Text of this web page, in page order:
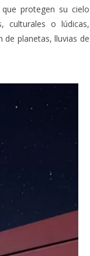
protegen su cielo
culturales o lúdicas,
de planetas, lluvias de